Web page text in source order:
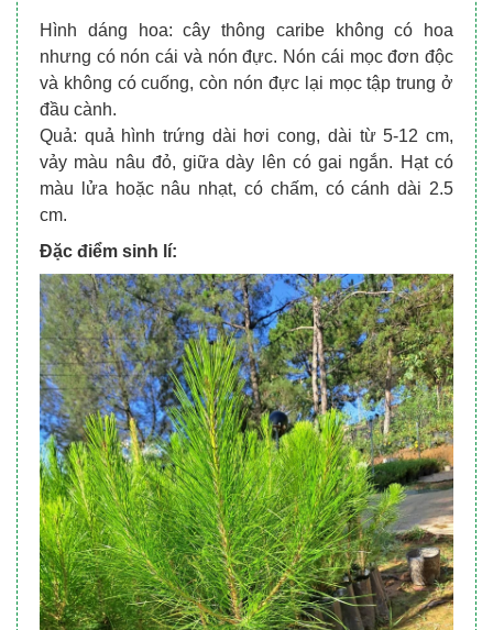
Hình dáng hoa: cây thông caribe không có hoa
nhưng có nón cái và nón đực. Nón cái mọc đơn độc
và không có cuống, còn nón đực lại mọc tập trung ở
đầu cành.
Quả: quả hình trứng dài hơi cong, dài từ 5-12 cm,
vảy màu nâu đỏ, giữa dày lên có gai ngắn. Hạt có
màu lửa hoặc nâu nhạt, có chấm, có cánh dài 2.5
cm.
Đặc điểm sinh lí: